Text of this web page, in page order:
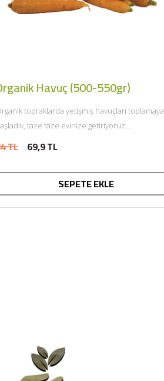
Havuç (500-550gr)
topraklarda yetişmiş havuçları toplamaya
taze taze evinize getiriyoruz....
TL 69,9 TL
SEPETE EKLE